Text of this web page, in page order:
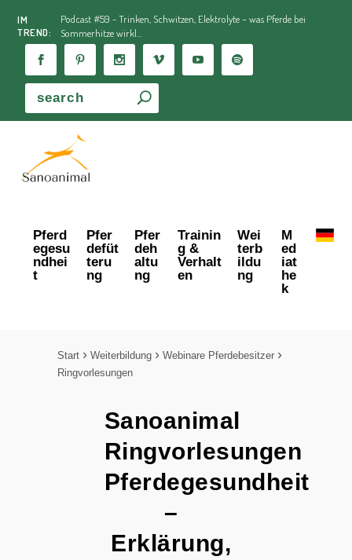
IM
TREND:
Podcast #59 - Trinken, Schwitzen, Elektrolyte – was Pferde bei
Sommerhitze wirkl...
Pferd
egesu
ndhei
t
Pfer
defüt
teru
ng
Pfer
deh
altu
ng
Trainin
g &
Verhalt
en
Wei
terb
ildu
ng
M
ed
iat
he
k
Start Weiterbildung
Webinare Pferdebesitzer
Ringvorlesungen
Sanoanimal
Ringvorlesungen
Pferdegesundheit
–
Erklärung,